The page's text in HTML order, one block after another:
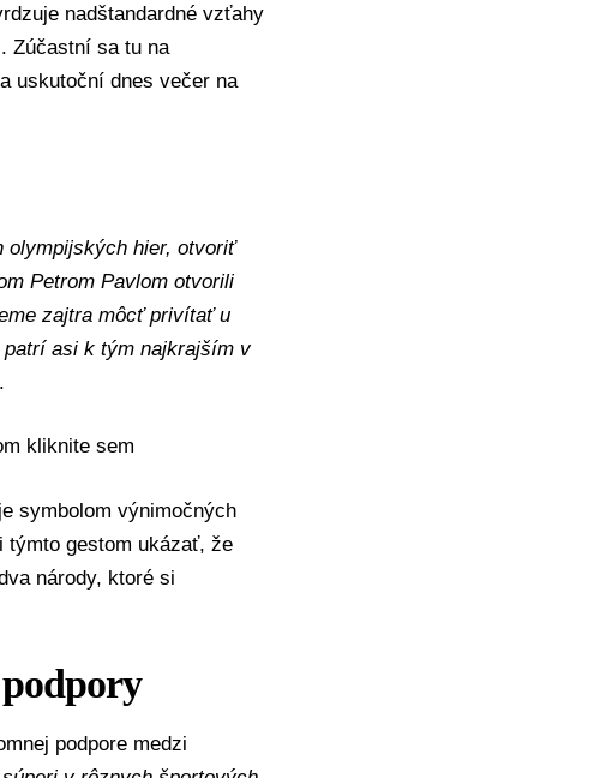
nadštandardné vzťahy
Zúčastní sa tu na
uskutoční dnes večer na
olympijských hier, otvoriť
Petrom Pavlom otvorili
zajtra môcť privítať u
patrí asi k tým najkrajším v
kliknite sem
symbolom výnimočných
týmto gestom ukázať, že
národy, ktoré si
podpore medzi